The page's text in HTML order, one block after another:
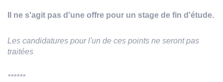
Il ne s'agit pas d'une offre pour un stage de fin d'étude.
Les candidatures pour l'un de ces points ne seront pas
traitées
******